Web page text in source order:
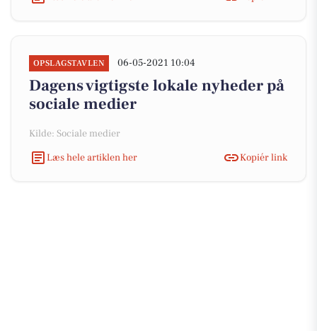
OPSLAGSTAVLEN 06-05-2021 10:04
Dagens vigtigste lokale nyheder på
sociale medier
Kilde: Sociale medier
Læs hele artiklen her
Kopiér link